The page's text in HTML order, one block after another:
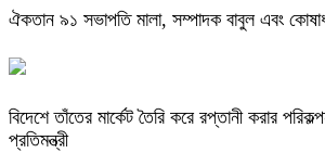
ঐকতান ৯১ সভাপতি মালা, সম্পাদক বাবুল এবং
বিদেশে তাঁতের মার্কেট তৈরি করে রপ্তানী করার
প্রতিমন্ত্রী